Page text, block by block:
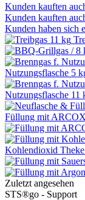
Kunden kauften
Kunden kauften
Kunden haben sich
Nutzungsflasche 5
Nutzungsflasche 11
Füllung mit
Kohlendioxid
Zuletzt angesehen
STS®go - Support